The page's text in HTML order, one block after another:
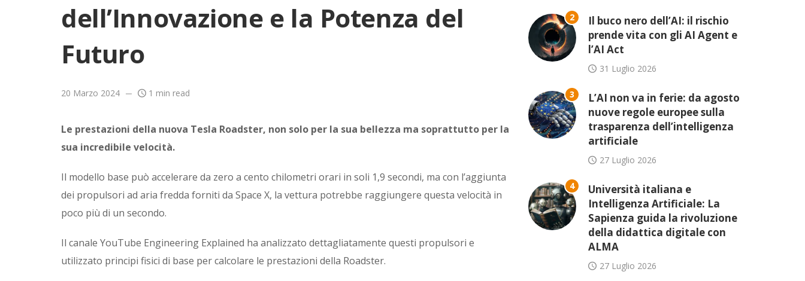
dell’Innovazione e la Potenza del
Futuro
20 Marzo 2024 1 min read
Le prestazioni della nuova Tesla Roadster, non solo per la sua bellezza ma soprattutto per la
sua incredibile velocità.
Il modello base può accelerare da zero a cento chilometri orari in soli 1,9 secondi, ma con l’aggiunta
dei propulsori ad aria fredda forniti da Space X, la vettura potrebbe raggiungere questa velocità in
poco più di un secondo.
Il canale YouTube Engineering Explained ha analizzato dettagliatamente questi propulsori e
utilizzato principi fisici di base per calcolare le prestazioni della Roadster.
2
Il buco nero dell’AI: il rischio
prende vita con gli AI Agent e
l’AI Act
31 Luglio 2026
3
L’AI non va in ferie: da agosto
nuove regole europee sulla
trasparenza dell’intelligenza
artificiale
27 Luglio 2026
4
Università italiana e
Intelligenza Artificiale: La
Sapienza guida la rivoluzione
della didattica digitale con
ALMA
27 Luglio 2026